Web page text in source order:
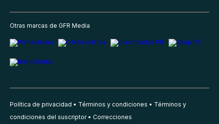
Otras marcas de GFR Media
Política de privacidad Términos y condiciones
Términos y
condiciones del suscriptor
Correcciones